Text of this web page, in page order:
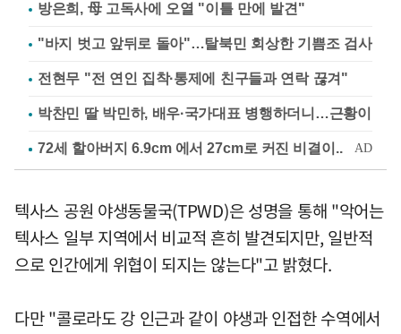
방은희, 母 고독사에 오열 "이틀 만에 발견"
"바지 벗고 앞뒤로 돌아"…탈북민 회상한 기쁨조 검사
전현무 "전 연인 집착·통제에 친구들과 연락 끊겨"
박찬민 딸 박민하, 배우·국가대표 병행하더니…근황이
텍사스 공원 야생동물국(TPWD)은 성명을 통해 "악어는
텍사스 일부 지역에서 비교적 흔히 발견되지만, 일반적
으로 인간에게 위협이 되지는 않는다"고 밝혔다.
다만 "콜로라도 강 인근과 같이 야생과 인접한 수역에서